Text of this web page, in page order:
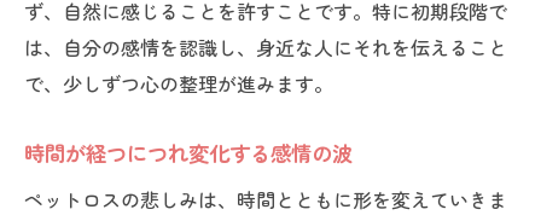
共感と支えの力を実感する
心の中でペットとのつながりを保つ
新しい視点での生活の再構築
心の中に育つ新たな希望
ず、自然に感じることを許すことです。特に初期段階で
は、自分の感情を認識し、身近な人にそれを伝えること
で、少しずつ心の整理が進みます。
時間が経つにつれ変化する感情の波
ペットロスの悲しみは、時間とともに形を変えていきま